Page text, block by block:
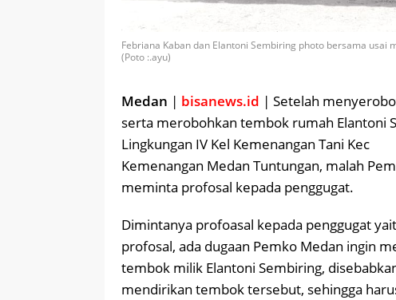
Febriana Kaban dan Elantoni Sembiring photo bersama
(Poto :.ayu)
Medan | bisanews.id | Setelah
serta merobohkan tembok rumah Elantoni
Lingkungan IV Kel Kemenangan Tani Kec
Kemenangan Medan Tuntungan, malah
meminta profosal kepada penggugat.
Dimintanya profoasal kepada penggugat
profosal, ada dugaan Pemko Medan ingin
tembok milik Elantoni Sembiring,
mendirikan tembok tersebut, sehingga